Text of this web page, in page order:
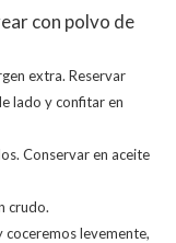
con polvo de
extra. Reservar
lado y confitar en
Conservar en aceite
crudo.
coceremos levemente,